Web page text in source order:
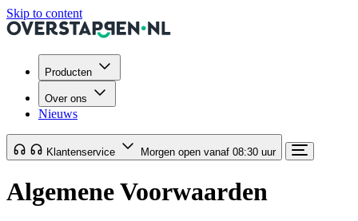
Skip to content
Producten
Over ons
Nieuws
Klantenservice Morgen open vanaf 08:30 uur
Algemene Voorwaarden